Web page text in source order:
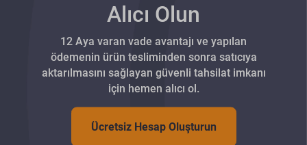
Alıcı Olun
12 Aya varan vade avantajı ve yapılan
ödemenin ürün tesliminden sonra satıcıya
aktarılmasını sağlayan güvenli tahsilat imkanı
için hemen alıcı ol.
Ücretsiz Hesap Oluşturun